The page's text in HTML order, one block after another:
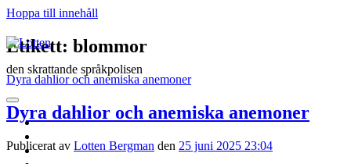
Hoppa till innehåll
Lotten
den skrattande språkpolisen
öppna
primär
meny
twitter
instagram
Etikett: blommor
Dyra dahlior och anemiska anemoner
Dyra dahlior och anemiska anemoner
Publicerat av Lotten Bergman den 25 juni 2025 23:04